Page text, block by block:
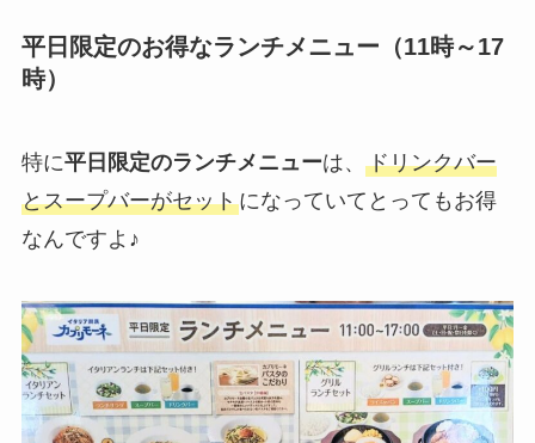
平日限定のお得なランチメニュー（11時～17
時）
特に平日限定のランチメニューは、 ドリンクバー
とスープバーがセットになっていてとってもお得
なんですよ♪